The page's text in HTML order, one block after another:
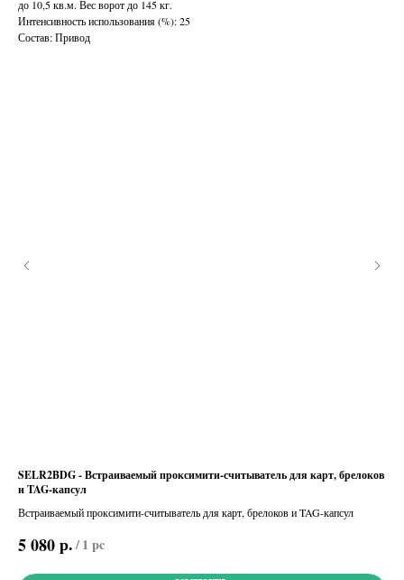
до 10,5 кв.м. Вес ворот до 145 кг.
Интенсивность использования (%): 25
Состав: Привод
SELR2BDG - Встраиваемый проксимити-считыватель для карт, брелоков
и TAG-капсул
Встраиваемый проксимити-считыватель для карт, брелоков и TAG-капсул
5 080р./1 pc